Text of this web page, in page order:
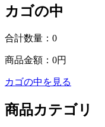
カゴの中
合計数量： 0
商品金額： 0円
カゴの中を見る
商品カテゴリ